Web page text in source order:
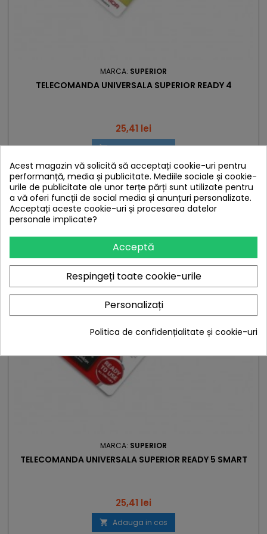
MARCA: SUPERIOR
TELECOMANDA UNIVERSALA SUPERIOR READY 4
Pret
25,41 lei
 Adauga in cos
Stoc epuizat
Nou
MARCA: SUPERIOR
TELECOMANDA UNIVERSALA SUPERIOR READY 5 SMART
Pret
25,41 lei
 Adauga in cos
Acest magazin vă solicită să acceptați cookie-uri pentru
performanță, media și publicitate. Mediile sociale și cookie-
urile de publicitate ale unor terțe părți sunt utilizate pentru
a vă oferi funcții de social media și anunțuri personalizate.
Acceptați aceste cookie-uri și procesarea datelor
personale implicate?
Acceptă
Respingeți toate cookie-urile
Personalizați
Politica de confidențialitate și cookie-uri